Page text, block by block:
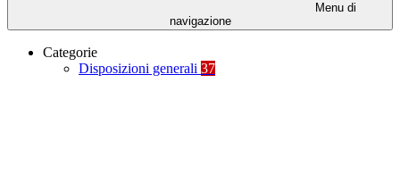
Menu di
navigazione
Categorie
Disposizioni generali 37